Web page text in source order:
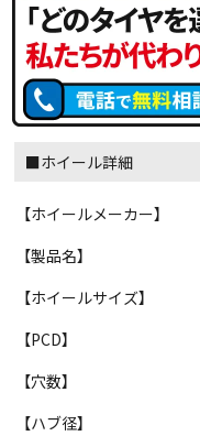
■ホイール詳細
【ホイールメーカー】
【製品名】
【ホイールサイズ】
【PCD】
【穴数】
【ハブ径】